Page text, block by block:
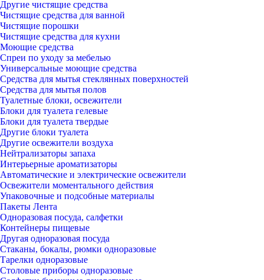
Другие чистящие средства
Чистящие средства для ванной
Чистящие порошки
Чистящие средства для кухни
Моющие средства
Спреи по уходу за мебелью
Универсальные моющие средства
Средства для мытья стеклянных поверхностей
Средства для мытья полов
Туалетные блоки, освежители
Блоки для туалета гелевые
Блоки для туалета твердые
Другие блоки туалета
Другие освежители воздуха
Нейтрализаторы запаха
Интерьерные ароматизаторы
Автоматические и электрические освежители
Освежители моментального действия
Упаковочные и подсобные материалы
Пакеты Лента
Одноразовая посуда, салфетки
Контейнеры пищевые
Другая одноразовая посуда
Стаканы, бокалы, рюмки одноразовые
Тарелки одноразовые
Столовые приборы одноразовые